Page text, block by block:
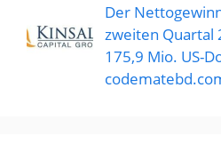
Der
zweiten Quartal
175,9 Mio. US-